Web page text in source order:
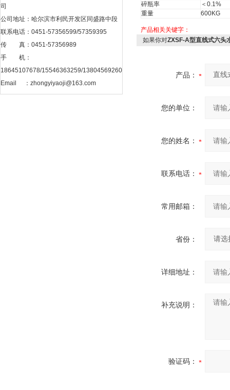
司
公司地址：哈尔滨市利民开发区同盛路中段
联系电话：0451-57356599/57359395
传 真：0451-57356989
手 机：
18645107678/15546363259/13804569260
Email ： zhongyiyaoji@163.com
碎瓶率
＜0.1%
重量
600KG
产品相关关键字：
如果你对ZXSF-A型直线式六头
产品：
您的单位：
您的姓名：
联系电话：
常用邮箱：
省份：
详细地址：
补充说明：
验证码：